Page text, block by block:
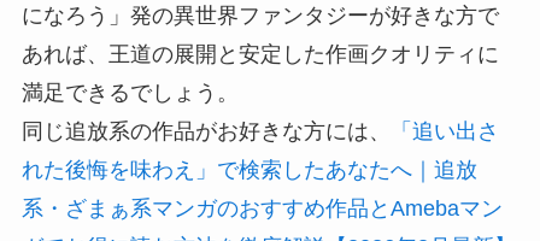
になろう」発の異世界ファンタジーが好きな方で
あれば、王道の展開と安定した作画クオリティに
満足できるでしょう。
同じ追放系の作品がお好きな方には、
「追い出さ
れた後悔を味わえ」で検索したあなたへ｜追放
系・ざまぁ系マンガのおすすめ作品とAmebaマン